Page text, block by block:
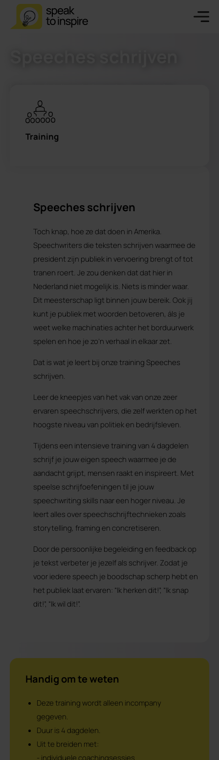
Training
Speeches schrijven
Toch knap, hoe ze dat doen in Amerika.
Speechwriters die teksten schrijven waarmee de
president zijn publiek in vervoering brengt of tot
tranen roert. Je zou denken dat dat hier in
Nederland niet mogelijk is. Niets is minder waar.
Dit meesterschap ligt binnen jouw bereik. Ook jij
kunt je publiek met woorden betoveren, áls je
weet welke machinaties achter het borduurwerk
spelen en hoe je zo’n verhaal in elkaar zet.
Dat is wat je leert bij onze training Speeches
schrijven.
Leer de kneepjes van het vak van onze zeer
ervaren speechschrijvers, die zelf werkten op het
hoogste niveau van politiek en bedrijfsleven.
Tijdens een intensieve training van 4 dagdelen
schrijf je jouw eigen speech waarmee je de
aandacht grijpt, mensen raakt en inspireert. Met
speelse schrijfoefeningen til je jouw
speechwriting skills naar een hoger niveau. Je
leert alles over speechschrijftechnieken zoals
storytelling, framing en concretiseren.
Door de persoonlijke begeleiding en feedback op
je tekst verbeter je jezelf als schrijver. Zodat je
voor iedere speech je boodschap scherp hebt en
het publiek laat ervaren: “Ik herken dit!”, “Ik snap
dit!”, “Ik wil dit!”.
Handig om te weten
Deze training wordt alleen incompany
gegeven.
Duur is 4 dagdelen.
Uit te breiden met:
- individuele coachingsessies